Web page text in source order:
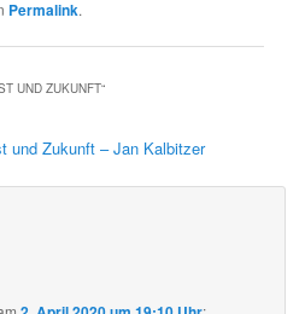
Permalink.
UND ZUKUNFT“
und Zukunft – Jan Kalbitzer